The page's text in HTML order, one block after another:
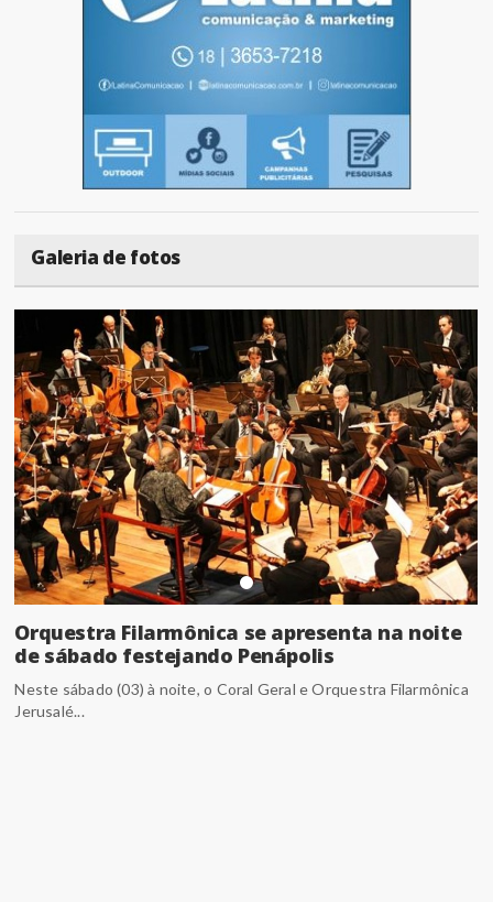
Galeria de fotos
Orquestra Filarmônica se apresenta na noite
de sábado festejando Penápolis
Neste sábado (03) à noite, o Coral Geral e Orquestra Filarmônica
Jerusalé...